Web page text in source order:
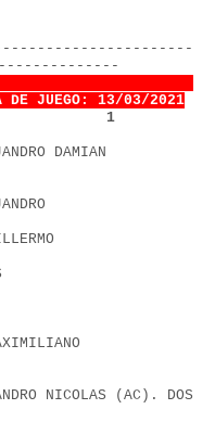
DE JUEGO: 13/03/2021
1
DAMIAN
NICOLAS (AC). DOS